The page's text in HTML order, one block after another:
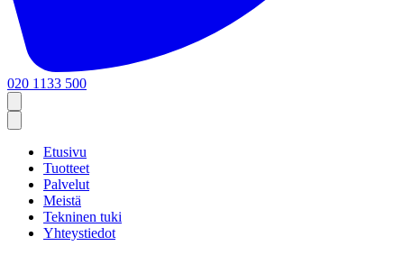
020 1133 500
Etusivu
Tuotteet
Palvelut
Meistä
Tekninen tuki
Yhteystiedot